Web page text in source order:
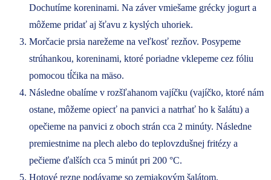
Dochutíme koreninami. Na záver vmiešame grécky jogurt a
môžeme pridať aj šťavu z kyslých uhoriek.
Morčacie prsia narežeme na veľkosť rezňov. Posypeme
strúhankou, koreninami, ktoré poriadne vklepeme cez fóliu
pomocou tĺčika na mäso.
Následne obalíme v rozšľahanom vajíčku (vajíčko, ktoré nám
ostane, môžeme opiecť na panvici a natrhať ho k šalátu) a
opečieme na panvici z oboch strán cca 2 minúty. Následne
premiestnime na plech alebo do teplovzdušnej fritézy a
pečieme ďalších cca 5 minút pri 200 °C.
Hotové rezne podávame so zemiakovým šalátom.